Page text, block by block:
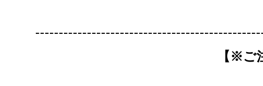
【※ご